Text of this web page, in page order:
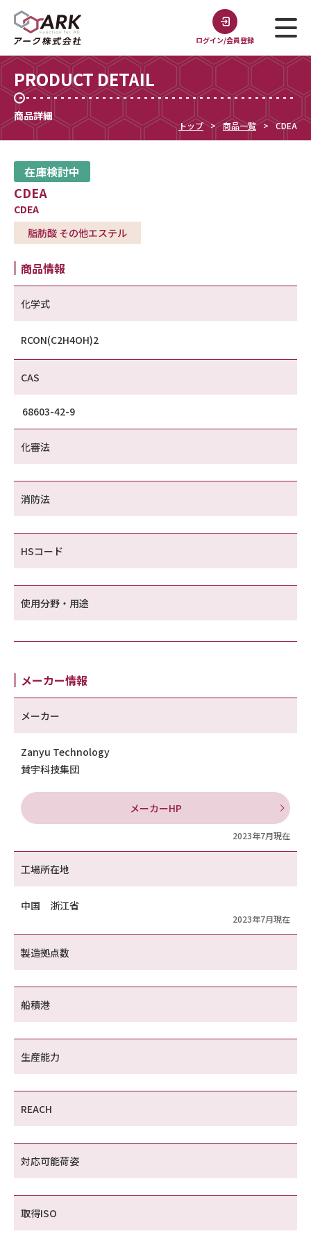
ログイン/会員登録
PRODUCT DETAIL
商品詳細
トップ 商品一覧 CDEA
在庫検討中
CDEA
CDEA
脂肪酸 その他エステル
商品情報
化学式
RCON(C2H4OH)2
CAS
68603-42-9
化審法
消防法
HSコード
使用分野・用途
メーカー情報
メーカー
Zanyu Technology
賛宇科技集団
メーカーHP
2023年7月現在
工場所在地
中国 浙江省
2023年7月現在
製造拠点数
船積港
生産能力
REACH
対応可能荷姿
取得ISO